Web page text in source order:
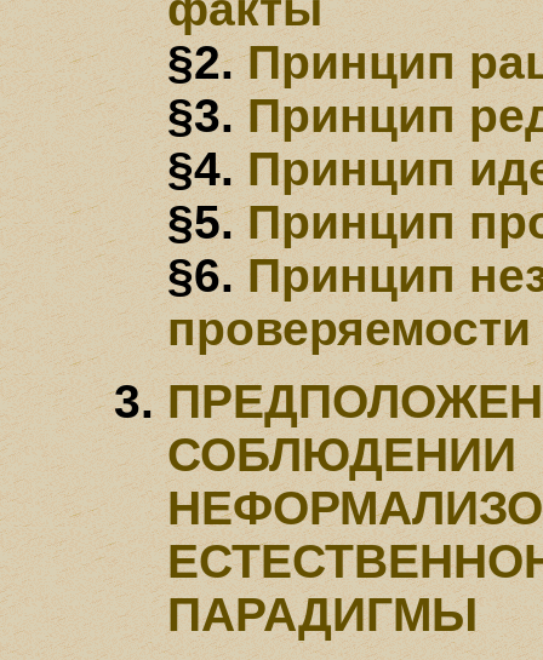
§2.Принцип
§3.Принцип
§4. Принцип
§5.Принцип
§6.Принцип
проверяемости
СОБЛЮДЕНИИ
ПАРАДИГМЫ